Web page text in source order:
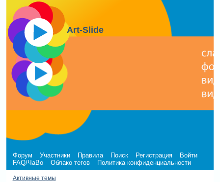
Art-Slide
Форум Участники Правила Поиск Регистрация
Войти
FAQ/ЧаВо
Облако тегов Политика конфиденциальности
Активные темы